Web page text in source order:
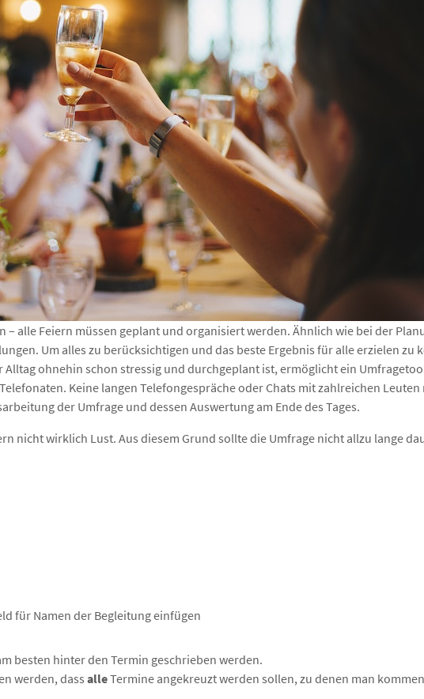
alle Feiern müssen geplant und organisiert werden. Ähnlich wie bei der
Um alles zu berücksichtigen und das beste Ergebnis für alle erzielen zu
ohnehin schon stressig und durchgeplant ist, ermöglicht ein
Keine langen Telefongespräche oder Chats mit zahlreichen Leuten
der Umfrage und dessen Auswertung am Ende des Tages.
nicht wirklich Lust. Aus diesem Grund sollte die Umfrage nicht allzu lange
für Namen der Begleitung einfügen
besten hinter den Termin geschrieben werden.
werden, dassalleTermine angekreuzt werden sollen, zu denen man